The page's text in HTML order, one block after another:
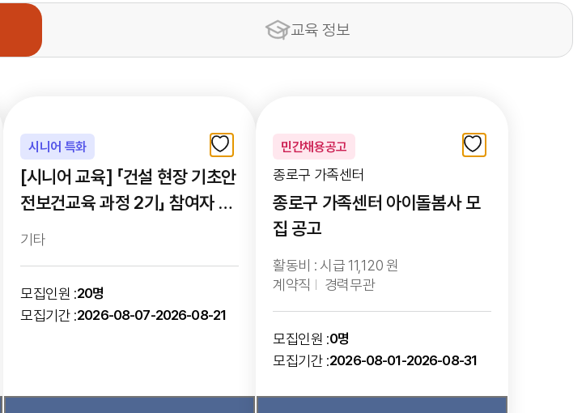
교육 정보
시니어 특화
[시니어 교육] 「건설 현장 기초안
전보건교육 과정 2기」 참여자 모
집 공고
기타
모집인원 :20명
모집기간 :2026-08-07-2026-08-21
민간채용공고
종로구 가족센터
종로구 가족센터 아이돌봄사 모
집 공고
활동비 : 시급 11,120 원
계약직
경력무관
모집인원 :0명
모집기간 :2026-08-01-2026-08-31